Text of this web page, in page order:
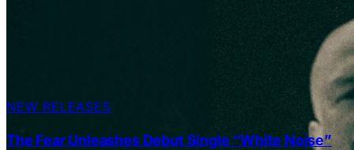
NEW RELEASES
The Fear Unleashes Debut Single “White Noise”